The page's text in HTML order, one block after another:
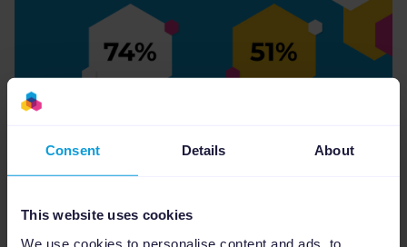
Consent Details About
This website uses cookies
We use cookies to personalise content and ads, to
A niveau d’investissement équivalent et en
appliquant les meilleures pratiques de